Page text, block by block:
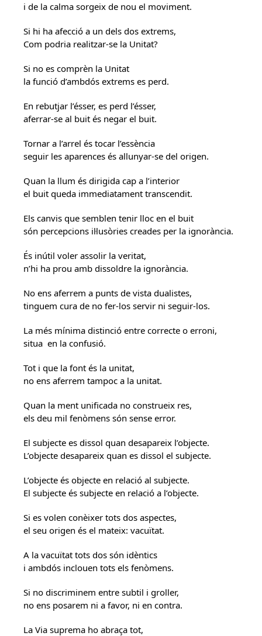
i de la calma sorgeix de nou el moviment.
Si hi ha afecció a un dels dos extrems,
Com podria realitzar-se la Unitat?
Si no es comprèn la Unitat
la funció d’ambdós extrems es perd.
En rebutjar l’ésser, es perd l’ésser,
aferrar-se al buit és negar el buit.
Tornar a l’arrel és tocar l’essència
seguir les aparences és allunyar-se del origen.
Quan la llum és dirigida cap a l’interior
el buit queda immediatament transcendit.
Els canvis que semblen tenir lloc en el buit
són percepcions il·lusòries creades per la ignorància.
És inútil voler assolir la veritat,
n’hi ha prou amb dissoldre la ignorància.
No ens aferrem a punts de vista dualistes,
tinguem cura de no fer-los servir ni seguir-los.
La més mínima distinció entre correcte o erroni,
situa en la confusió.
Tot i que la font és la unitat,
no ens aferrem tampoc a la unitat.
Quan la ment unificada no construeix res,
els deu mil fenòmens són sense error.
El subjecte es dissol quan desapareix l’objecte.
L’objecte desapareix quan es dissol el subjecte.
L’objecte és objecte en relació al subjecte.
El subjecte és subjecte en relació a l’objecte.
Si es volen conèixer tots dos aspectes,
el seu origen és el mateix: vacuïtat.
A la vacuïtat tots dos són idèntics
i ambdós inclouen tots els fenòmens.
Si no discriminem entre subtil i groller,
no ens posarem ni a favor, ni en contra.
La Via suprema ho abraça tot,